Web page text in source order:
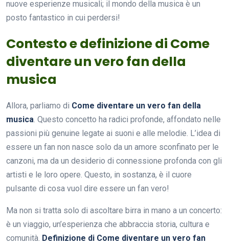
nuove esperienze musicali; il mondo della musica è un
posto fantastico in cui perdersi!
Contesto e definizione di Come
diventare un vero fan della
musica
Allora, parliamo di Come diventare un vero fan della
musica. Questo concetto ha radici profonde, affondato nelle
passioni più genuine legate ai suoni e alle melodie. L’idea di
essere un fan non nasce solo da un amore sconfinato per le
canzoni, ma da un desiderio di connessione profonda con gli
artisti e le loro opere. Questo, in sostanza, è il cuore
pulsante di cosa vuol dire essere un fan vero!
Ma non si tratta solo di ascoltare birra in mano a un concerto:
è un viaggio, un’esperienza che abbraccia storia, cultura e
comunità. Definizione di Come diventare un vero fan